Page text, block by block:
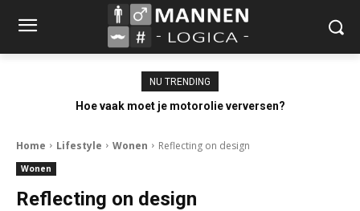
NU TRENDING
Hoe vaak moet je motorolie verversen?
Home Lifestyle Wonen Reflecting on design
Wonen
Reflecting on design